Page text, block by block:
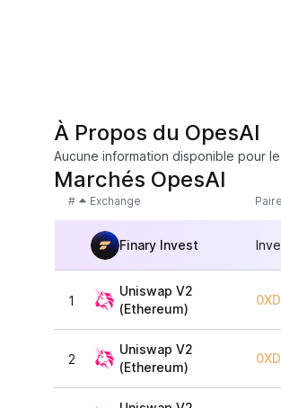
À Propos du OpesAI
Aucune information disponible pour
Marchés OpesAI
# Exchange Paire
Finary Invest
1
Uniswap V2
(Ethereum)
2
Uniswap V2
(Ethereum)